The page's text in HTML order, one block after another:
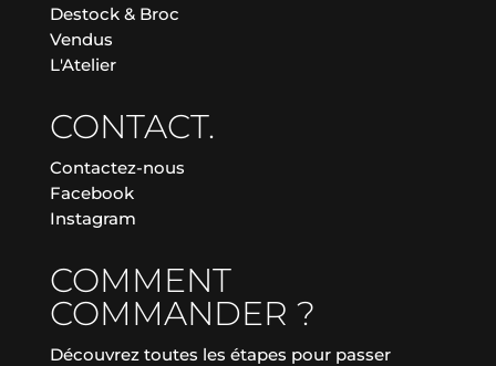
Destock & Broc
Vendus
L'Atelier
CONTACT.
Contactez-nous
Facebook
Instagram
COMMENT
COMMANDER ?
Découvrez toutes les étapes pour passer